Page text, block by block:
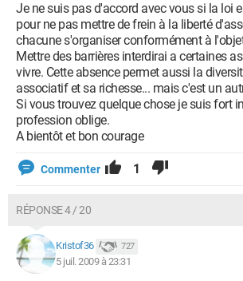
Je ne suis pas d'accord avec vous si la loi
pour ne pas mettre de frein à la liberté
chacune s'organiser conformément à
Mettre des barrières interdirai a certaines
vivre. Cette absence permet aussi la
associatif et sa richesse... mais c'est un
Si vous trouvez quelque chose je suis fort
profession oblige.
A bientôt et bon courage
Commenter 1
RÉPONSE 4 / 20
Kristof36 727
5 juil. 2009 à 23:31